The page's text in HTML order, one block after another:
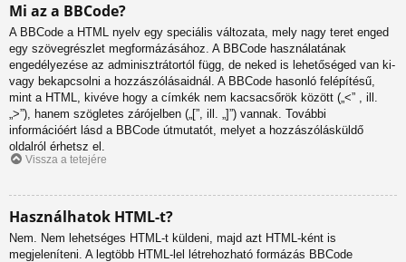
Mi az a BBCode?
A BBCode a HTML nyelv egy speciális változata, mely nagy teret enged
egy szövegrészlet megformázásához. A BBCode használatának
engedélyezése az adminisztrátortól függ, de neked is lehetőséged van ki-
vagy bekapcsolni a hozzászólásaidnál. A BBCode hasonló felépítésű,
mint a HTML, kivéve hogy a címkék nem kacsacsőrök között („<” , ill.
„>”), hanem szögletes zárójelben („[”, ill. „]”) vannak. További
információért lásd a BBCode útmutatót, melyet a hozzászólásküldő
oldalról érhetsz el.
Vissza a tetejére
Használhatok HTML-t?
Nem. Nem lehetséges HTML-t küldeni, majd azt HTML-ként is
megjeleníteni. A legtöbb HTML-lel létrehozható formázás BBCode